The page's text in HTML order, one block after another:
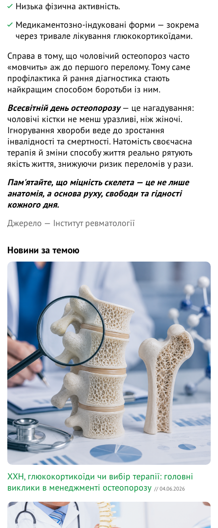
Низька фізична активність.
Медикаментозно-індуковані форми — зокрема
через тривале лікування глюкокортикоїдами.
Справа в тому, що чоловічий остеопороз часто
«мовчить» аж до першого перелому. Тому саме
профілактика й рання діагностика стають
найкращим способом боротьби із ним.
Всесвітній день остеопорозу— це нагадування:
чоловічі кістки не менш уразливі, ніж жіночі.
Ігнорування хвороби веде до зростання
інвалідності та смертності. Натомість своєчасна
терапія й зміни способу життя реально рятують
якість життя, знижуючи ризик переломів у рази.
Пам'ятайте, що міцність скелета — це не лише
анатомія, а основа руху, свободи та гідності
кожного дня.
Джерело — Інститут ревматології
Новини за темою
ХХН, глюкокортикоїди чи вибір терапії: головні
виклики в менеджменті остеопорозу // 04.06.2026